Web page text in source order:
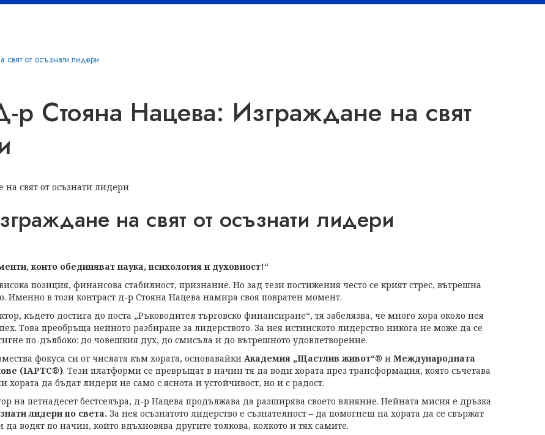
от осъзнати лидери
р Стояна Нацева: Изграждане на свят
на свят от осъзнати лидери
които обединяват наука, психология и духовност!“
позиция, финансова стабилност, признание. Но зад тези постижения често се крият стрес, вътрешна
Именно в този контраст д-р Стояна Нацева намира своя повратен момент.
където достига до поста „Ръководител търговско финансиране“, тя забелязва, че много хора около нея
Това преобръща нейното разбиране за лидерството. За нея истинското лидерство никога не може да се
по-дълбоко: до човешкия дух, до смисъла и до вътрешното удовлетворение.
фокуса си от числата към хората, основавайки Академия „Щастлив живот“® и Международната
(IAPTC®). Тези платформи се превръщат в начин тя да води хората през трансформация, която съчетава
хората да бъдат лидери не само с яснота и устойчивост, но и с радост.
на петнадесет бестселъра, д-р Нацева продължава да разширява своето влияние. Нейната мисия е дръзка
лидери по света. За нея осъзнатото лидерство е съзнателност – да помогнеш на хората да се свържат
водят по начин, който вдъхновява другите толкова, колкото и тях самите.